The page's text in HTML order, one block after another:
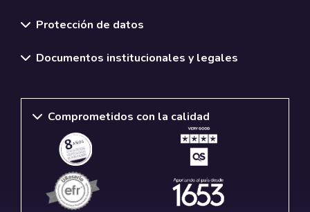
Protección de datos
Documentos institucionales y legales
Comprometidos con la calidad